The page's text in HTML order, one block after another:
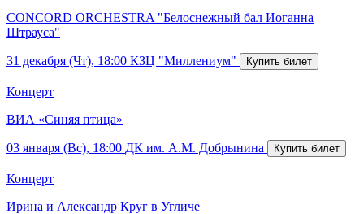
CONCORD ORCHESTRA "Белоснежный бал Иоганна
Штрауса"
31 декабря (Чт), 18:00 КЗЦ "Миллениум"
Концерт
ВИА «Синяя птица»
03 января (Вс), 18:00 ДК им. А.М. Добрынина
Концерт
Ирина и Александр Круг в Угличе